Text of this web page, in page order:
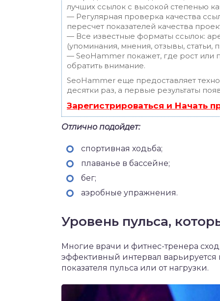
лучших ссылок с высокой степенью
— Регулярная проверка качества
пересчет показателей качества
— Все известные форматы ссылок:
(упоминания, мнения, отзывы, статьи,
— SeoHammer покажет, где рост или
обратить внимание.
SeoHammer еще предоставляет
десятки раз, а первые результаты
Зарегистрироваться и Начать
Отлично подойдет:
спортивная ходьба;
плаванье в бассейне;
бег;
аэробные упражнения.
Уровень пульса,
Многие врачи и фитнес-тренера
эффективный интервал варьируется
показателя пульса или от нагрузки.